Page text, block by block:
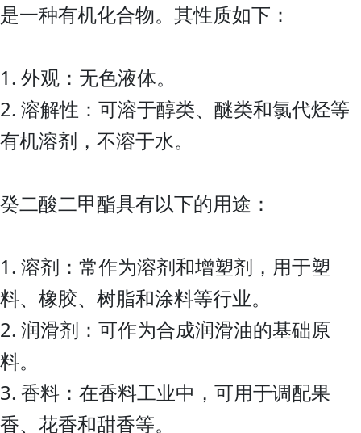
是一种有机化合物。其性质如下：
1. 外观：无色液体。
2. 溶解性：可溶于醇类、醚类和氯代烃等
有机溶剂，不溶于水。
癸二酸二甲酯具有以下的用途：
1. 溶剂：常作为溶剂和增塑剂，用于塑
料、橡胶、树脂和涂料等行业。
2. 润滑剂：可作为合成润滑油的基础原
料。
3. 香料：在香料工业中，可用于调配果
香、花香和甜香等。